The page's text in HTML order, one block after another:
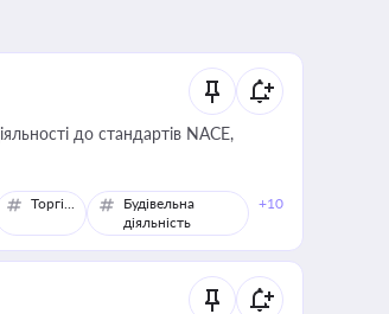
до стандартів NACE,
Торгівля
Будівельна
діяльність
+10